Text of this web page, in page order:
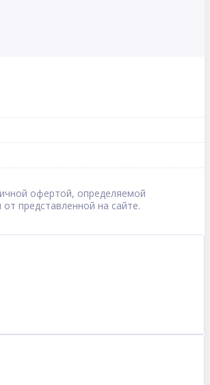
офертой, определяемой
представленной на сайте.